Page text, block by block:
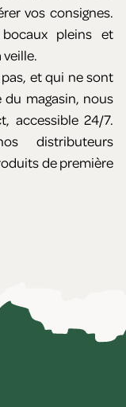
vos consignes.
pleins et
veille.
et qui ne sont
du magasin, nous
accessible 24/7.
distributeurs
de première